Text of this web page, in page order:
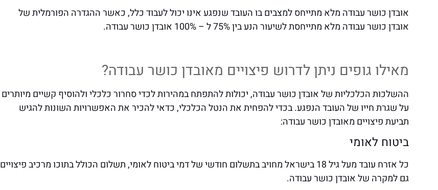
אובדן כושר עבודה מלא מתייחס למצבים בו העובד שנפגע אינו יכול לעבוד כלל, כאשר ההגדרה הפורמלית של
אובדן כושר עבודה מלא מתייחסת לשיעור הנע בין 75% ל – 100% אובדן כושר עבודה.
מאילו גופים ניתן לדרוש פיצויים מאובדן כושר עבודה?
ההשלכות הכלכליות של אובדן כושר עבודה, יכולות להתפתח במהירות לכדי סחרור כלכלי ולהוסיף קשיים מיותרים
על שגרת חייו של העובד הנפגע. בכדי להפחית את הנטל הכלכלי, כדאי להכיר את האפשרויות השונות להגיש
תביעת פיצויים מאובדן כושר עבודה:
ביטוח לאומי
כל אזרח עובד מעל גיל 18 בישראל מחויב בתשלום חודשי של דמי ביטוח לאומי, תשלום הכולל בתוכו מרכיב פיצויים
גם למקרה של אובדן כושר עבודה.